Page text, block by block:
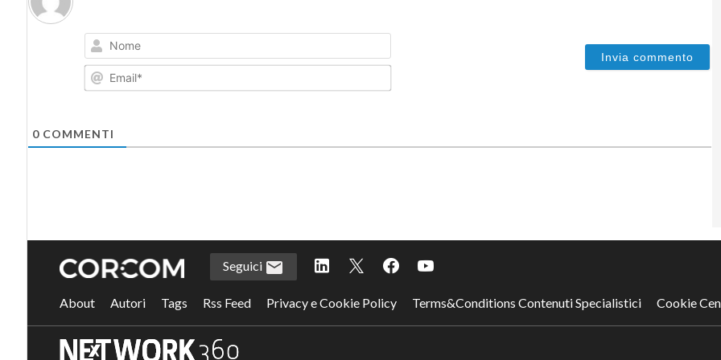
Nome
Email*
0COMMENTI
Seguici
About Autori Tags Rss Feed Privacy e Cookie Policy Terms&Conditions Contenuti Specialistici Cookie